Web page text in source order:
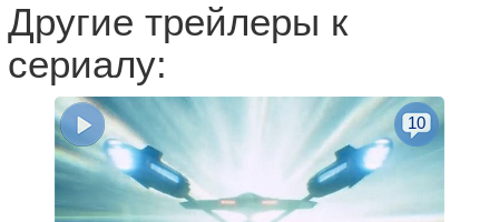
Другие трейлеры к
сериалу:
10